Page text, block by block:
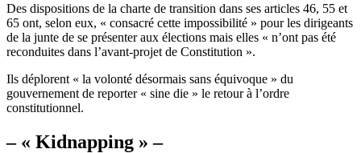
Des dispositions de la charte de transition dans ses articles 46, 55 et
65 ont, selon eux, « consacré cette impossibilité » pour les dirigeants
de la junte de se présenter aux élections mais elles « n’ont pas été
reconduites dans l’avant-projet de Constitution ».
Ils déplorent « la volonté désormais sans équivoque » du
gouvernement de reporter « sine die » le retour à l’ordre
constitutionnel.
– « Kidnapping » –